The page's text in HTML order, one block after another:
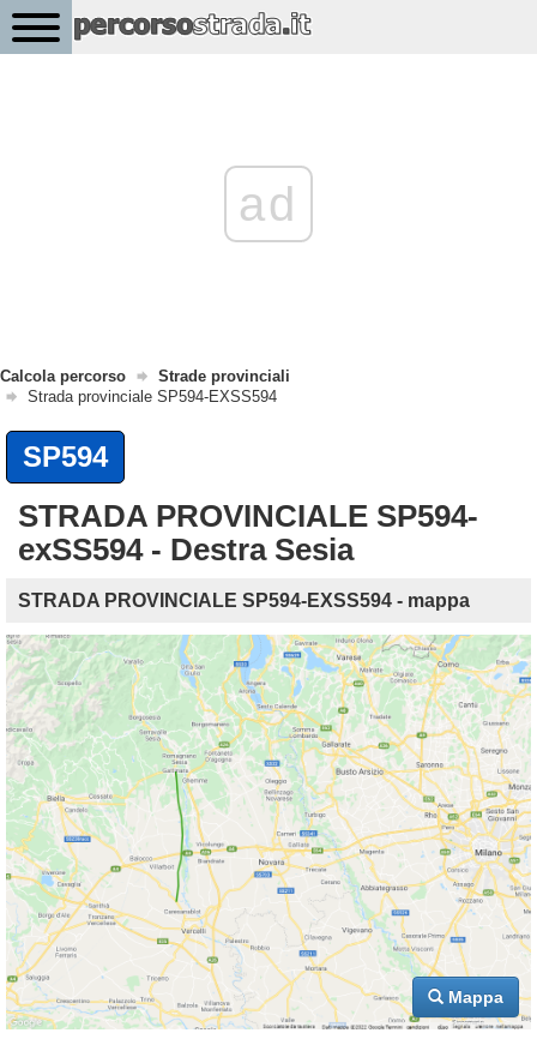
ad
Calcola percorso
Strade provinciali
Strada provinciale SP594-EXSS594
SP594
STRADA PROVINCIALE SP594-
exSS594 - Destra Sesia
STRADA PROVINCIALE SP594-EXSS594 - mappa
Mappa